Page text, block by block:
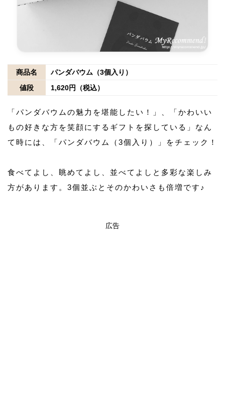
商品名
パンダバウム（3個入り）
値段
1,620円（税込）
「パンダバウムの魅力を堪能したい！」、「かわいい
もの好きな方を笑顔にするギフトを探している」なん
て時には、「パンダバウム（3個入り）」をチェック！
食べてよし、眺めてよし、並べてよしと多彩な楽しみ
方があります。3個並ぶとそのかわいさも倍増です♪
広告